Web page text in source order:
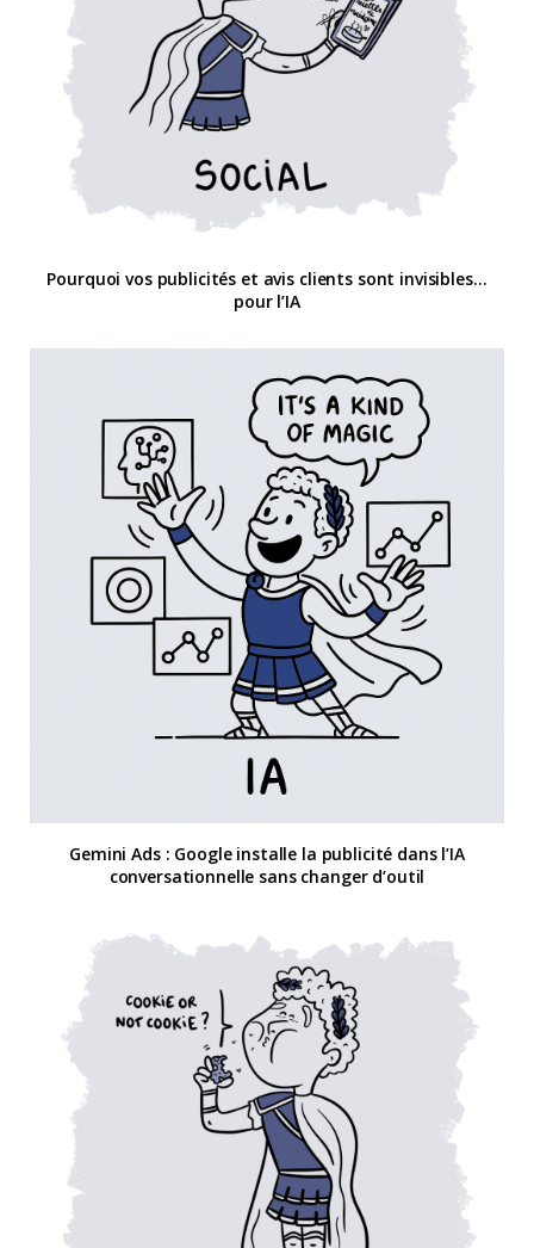
Pourquoi vos publicités et avis clients sont invisibles…
pour l’IA
Gemini Ads : Google installe la publicité dans l’IA
conversationnelle sans changer d’outil